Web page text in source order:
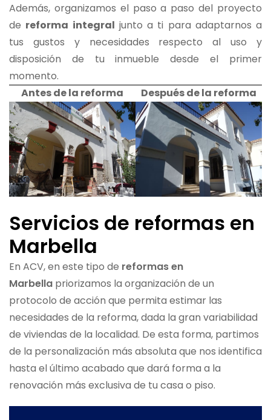
Además, organizamos el paso a paso del proyecto
de reforma integral junto a ti para adaptarnos a
tus gustos y necesidades respecto al uso y
disposición de tu inmueble desde el primer
momento.
Antes de la reforma
Después de la reforma
Servicios de reformas en
Marbella
En ACV, en este tipo de reformas en
Marbella priorizamos la organización de un
protocolo de acción que permita estimar las
necesidades de la reforma, dada la gran variabilidad
de viviendas de la localidad. De esta forma, partimos
de la personalización más absoluta que nos identifica
hasta el último acabado que dará forma a la
renovación más exclusiva de tu casa o piso.